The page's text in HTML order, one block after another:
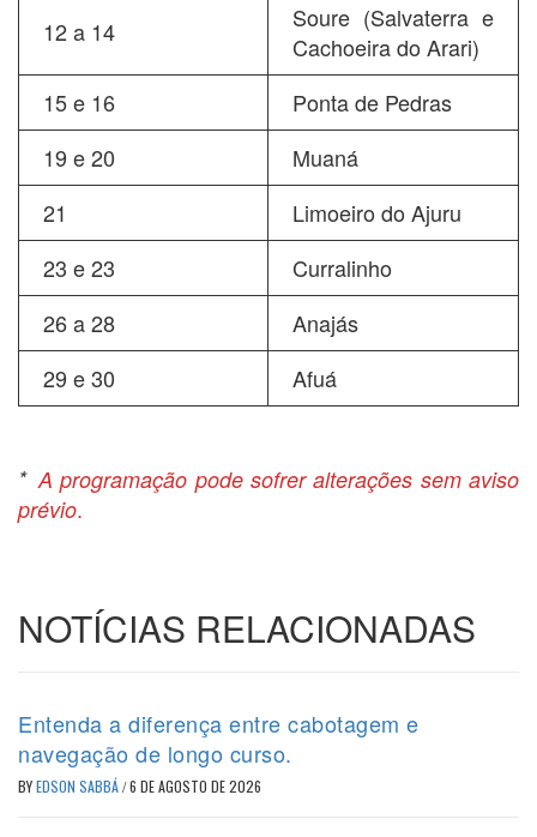
12 a 14
Soure (Salvaterra e
Cachoeira do Arari)
15 e 16
Ponta de Pedras
19 e 20
Muaná
21
Limoeiro do Ajuru
23 e 23
Curralinho
26 a 28
Anajás
29 e 30
Afuá
* A programação pode sofrer alterações sem aviso
prévio
NOTÍCIAS RELACIONADAS
Entenda a diferença entre cabotagem e
navegação de longo curso.
BYEDSON SABBÁ/6 DE AGOSTO DE 2026